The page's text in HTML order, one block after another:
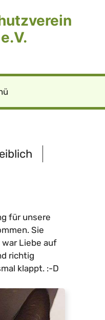
für unsere
Sie
Liebe auf
richtig
klappt. :-D